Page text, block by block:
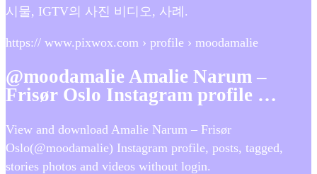
시물, IGTV의 사진 비디오, 사례.
https:// www.pixwox.com › profile › moodamalie
@moodamalie Amalie Narum –
Frisør Oslo Instagram profile …
View and download Amalie Narum – Frisør
Oslo(@moodamalie) Instagram profile, posts, tagged,
stories photos and videos without login.